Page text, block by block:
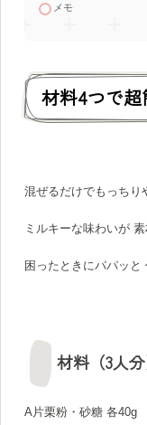
メモ
材料4つで
混ぜるだけでもっちり
ミルキーな味わいが
困ったときにパパッと
材料（3人分
A片栗粉・砂糖 各40g